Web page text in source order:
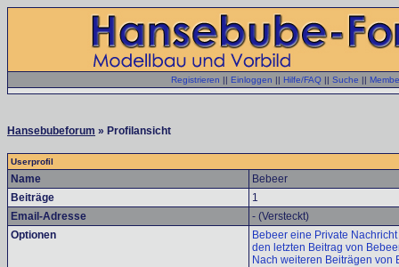
Registrieren || Einloggen || Hilfe/FAQ || Suche ||
Hansebubeforum » Profilansicht
Userprofil
Name
Bebeer
Beiträge
1
Email-Adresse
- (Versteckt)
Optionen
Bebeer eine Private
den letzten Beitrag von
Nach weiteren Beiträgen von